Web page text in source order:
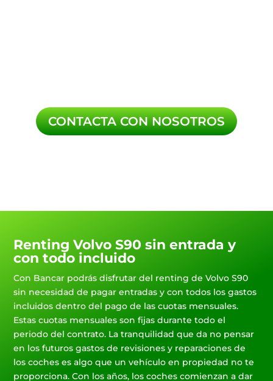
CONTACTA CON NOSOTROS
Renting Volvo S90 sin entrada y
con todo incluido
Con Bancar podrás disfrutar del renting de Volvo S90
sin necesidad de pagar entradas y con todos los gastos
incluidos dentro del pago de las cuotas mensuales.
Estas cuotas mensuales son fijas durante todo el
periodo del contrato. La tranquilidad que da no pensar
en los futuros gastos de revisiones y reparaciones de
los coches es algo que un vehículo en propiedad no te
proporciona. Con los años, los coches comienzan a dar